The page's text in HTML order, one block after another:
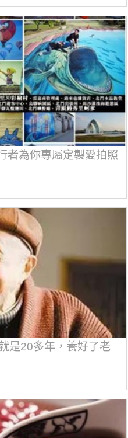
者為你專屬定製愛拍照
是20多年，養好了老